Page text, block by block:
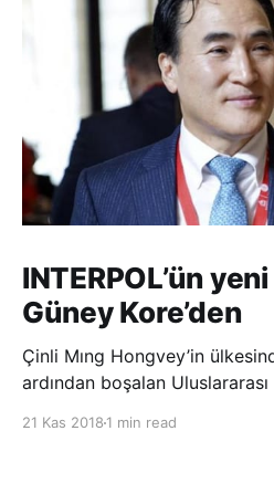
INTERPOL’ün
Güney Kore’den
Çinli Mıng Hongvey’in
ardından boşalan
21 Kas 2018 1 min read